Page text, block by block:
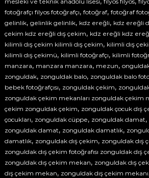
l
ı
k
l
e
k
i
b
l
e
e
n
g
z
e
l
a
n
l
fotoğrafçı filyos fotoğrafçı, fotoğraf, fotoğraf
gelinlik, gelinlik gelinlik, kdz ereğli, kdz ereğli
çekim kdz ereğli dış çekim, kdz ereğli kdz
kilimli dış çekim kilimli dış çekim, kilimli dış
kilimli dış çekimü, kilimli fotoğrafçı, kilimli
manzara, manzara manzara, mezun,
zonguldak, zonguldak balo, zonguldak balo
bebek fotoğrafçısı, zonguldak çekim,
zonguldak çekim mekanları zonguldak çekim
çekim zonguldak çekim, zonguldak çocuk dış
çocukları, zonguldak cüppe, zonguldak damat,
zonguldak damat, zonguldak damatlık,
damatlık, zonguldak dış çekim, zonguldak dış
zonguldak dış çekim fotoğrafısı zonguldak dış
zonguldak dış çekim mekan, zonguldak dış
dış çekim mekan, zonguldak dış çekim mekanı